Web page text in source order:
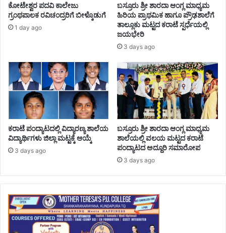
ಕೋಟೇಶ್ವರ ಪದವಿ ಕಾಲೇಜು
ಗ್ರಂಥಪಾಲಕ ರವಿಚಂದ್ರರಿಗೆ ಬೀಳ್ಕೊಡುಗೆ
1 day ago
ಬಸ್ರೂರು ಶ್ರೀ ಶಾರದಾ ಆಂಗ್ಲ ಮಾಧ್ಯಮ
ಹಿರಿಯ ಪ್ರಾಥಮಿಕ ಹಾಗೂ ಪ್ರೌಢಶಾಲೆಗೆ
ತಾಲ್ಲೂಕು ಮಟ್ಟದ ಕರಾಟೆ ಸ್ಪರ್ಧೆಯಲ್ಲಿ
ಜಯಭೇರಿ
3 days ago
ಕರಾಟೆ ಪಂದ್ಯಾಟದಲ್ಲಿ ವಿದ್ಯಾರಣ್ಯ ಶಾಲೆಯ
ವಿದ್ಯಾರ್ಥಿಗಳು ಜಿಲ್ಲಾ ಮಟ್ಟಕ್ಕೆ ಆಯ್ಕೆ
3 days ago
ಬಸ್ರೂರು ಶ್ರೀ ಶಾರದಾ ಆಂಗ್ಲ ಮಾಧ್ಯಮ
ಶಾಲೆಯಲ್ಲಿ ವಲಯ ಮಟ್ಟದ ಕರಾಟೆ
ಪಂದ್ಯಾಟದ ಅದ್ದೂರಿ ಸಮಾರೋಪ
3 days ago